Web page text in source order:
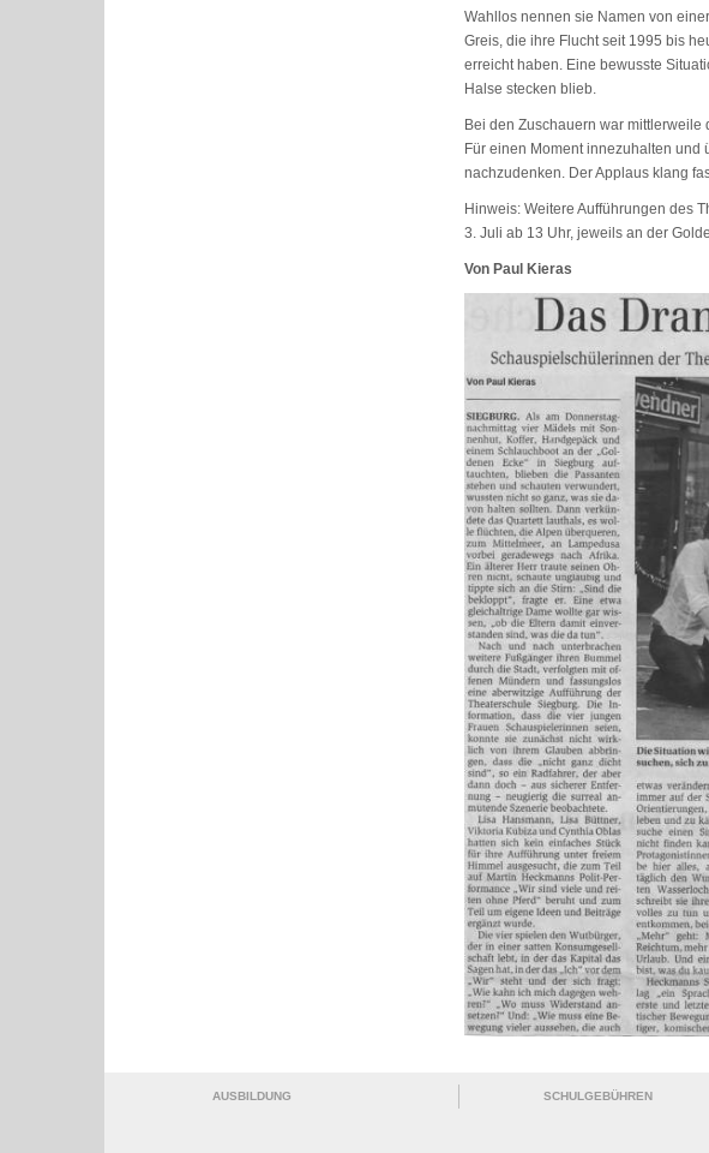
Wahllos nennen sie Namen von
Greis, die ihre Flucht seit 1995 bis
erreicht haben. Eine bewusste
Halse stecken blieb.
Bei den Zuschauern war
Für einen Moment innezuhalten
nachzudenken. Der Applaus klang
Hinweis: Weitere Aufführungen des
3. Juli ab 13 Uhr, jeweils an der
Von Paul Kieras
AUSBILDUNG SCHULGEBÜHREN